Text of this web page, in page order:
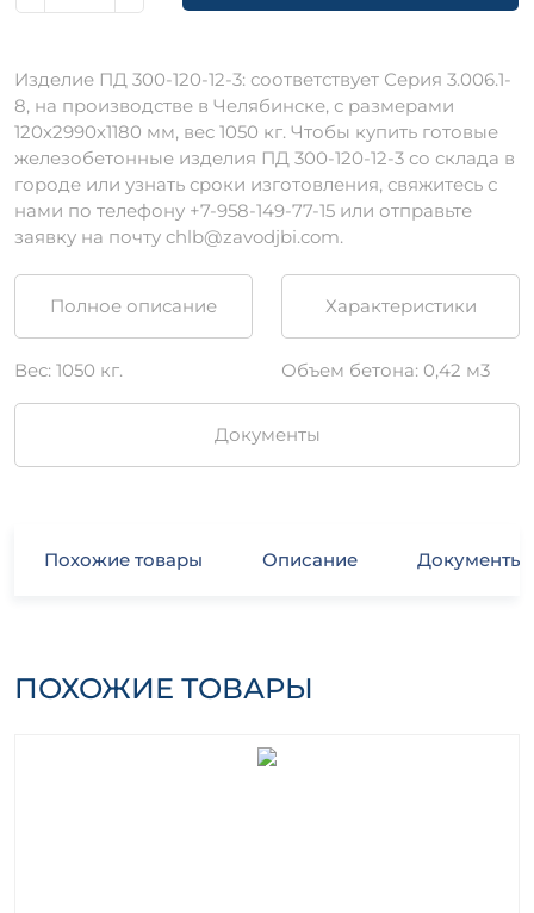
Изделие ПД 300-120-12-3: соответствует Серия 3.006.1-
8, на производстве в Челябинске, с размерами
120х2990х1180 мм, вес 1050 кг. Чтобы купить готовые
железобетонные изделия ПД 300-120-12-3 со склада в
городе или узнать сроки изготовления, свяжитесь с
нами по телефону +7-958-149-77-15 или отправьте
заявку на почту chlb@zavodjbi.com.
Полное описание Характеристики
Вес: 1050 кг. Объем бетона: 0,42 м3
Документы
Похожие товары Описание Документы
ПОХОЖИЕ ТОВАРЫ